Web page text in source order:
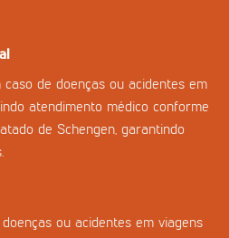
de doenças ou acidentes em
atendimento médico conforme
de Schengen, garantindo
ou acidentes em viagens